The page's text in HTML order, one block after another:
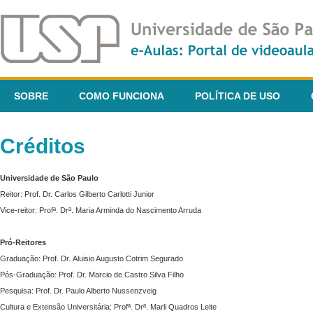
SOBRE COMO FUNCIONA POLÍTICA DE USO
Créditos
Universidade de São Paulo
Reitor: Prof. Dr. Carlos Gilberto Carlotti Junior
Vice-reitor: Profª. Drª. Maria Arminda do Nascimento Arruda
Pró-Reitores
Graduação: Prof. Dr. Aluisio Augusto Cotrim Segurado
Pós-Graduação: Prof. Dr. Marcio de Castro Silva Filho
Pesquisa: Prof. Dr. Paulo Alberto Nussenzveig
Cultura e Extensão Universitária: Profª. Drª. Marli Quadros Leite